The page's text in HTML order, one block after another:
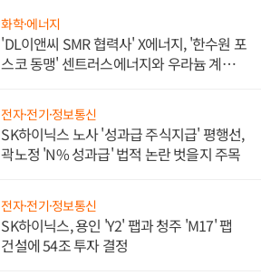
화학·에너지
'DL이앤씨 SMR 협력사' X에너지, '한수원 포
스코 동맹' 센트러스에너지와 우라늄 계약
전자·전기·정보통신
SK하이닉스 노사 '성과급 주식지급' 평행선,
곽노정 'N% 성과급' 법적 논란 벗을지 주목
전자·전기·정보통신
SK하이닉스, 용인 'Y2' 팹과 청주 'M17' 팹
건설에 54조 투자 결정